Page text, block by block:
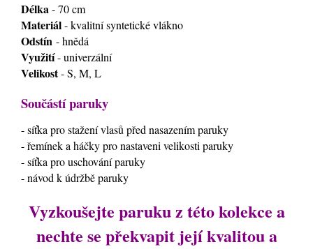
Délka- 70 cm
Materiál- kvalitní syntetické vlákno
Odstín - hnědá
Využití- univerzální
Velikost- S, M, L
Součástí paruky
- síťka pro stažení vlasů před nasazením paruky
- řemínek a háčky pro nastaveni velikosti paruky
- síťka pro uschování paruky
- návod k údržbě paruky
Vyzkoušejte paruku z této kolekce a
nechte se překvapit její kvalitou a